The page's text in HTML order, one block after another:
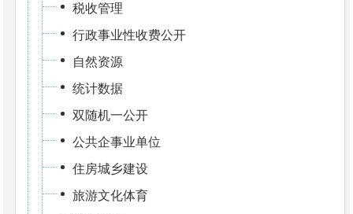
税收管理
行政事业性收费公开
自然资源
统计数据
双随机一公开
公共企事业单位
住房城乡建设
旅游文化体育